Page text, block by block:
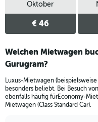
Oktober
€ 46
Welchen Mietwagen
Gurugram?
Luxus-Mietwagen
besonders beliebt. Bei Besuch
ebenfalls häufig fürEconomy-
Mietwagen (Class Standard Car).